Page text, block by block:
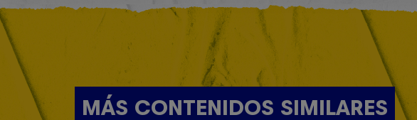
MÁS CONTENIDOS SIMILARES